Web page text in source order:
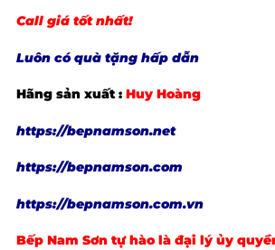
Call giá tốt nhất!
Luôn có quà tặng hấp dẫn
Hãng sản xuất : Huy Hoàng
https://bepnamson.net
https://bepnamson.com
https://bepnamson.com.vn
Bếp Nam Sơn tự hào là đại lý ủy